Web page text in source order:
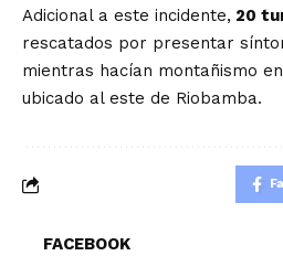
Adicional a este incidente, 20
rescatados por presentar
mientras hacían montañismo
ubicado al este de Riobamba.
FACEBOOK